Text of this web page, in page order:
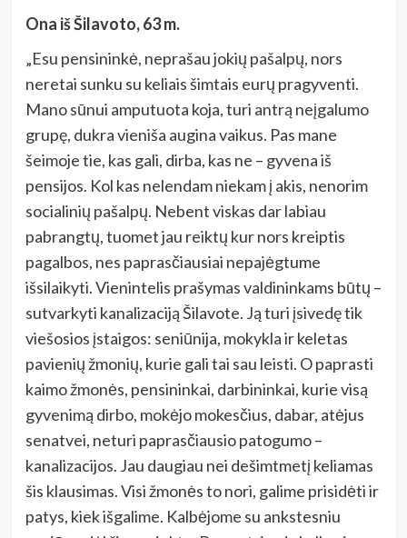
Ona iš Šilavoto, 63 m.
„Esu pensininkė, neprašau jokių pašalpų, nors
neretai sunku su keliais šimtais eurų pragyventi.
Mano sūnui amputuota koja, turi antrą neįgalumo
grupę, dukra vieniša augina vaikus. Pas mane
šeimoje tie, kas gali, dirba, kas ne – gyvena iš
pensijos. Kol kas nelendam niekam į akis, nenorim
socialinių pašalpų. Nebent viskas dar labiau
pabrangtų, tuomet jau reiktų kur nors kreiptis
pagalbos, nes paprasčiausiai nepajėgtume
išsilaikyti. Vienintelis prašymas valdininkams būtų –
sutvarkyti kanalizaciją Šilavote. Ją turi įsivedę tik
viešosios įstaigos: seniūnija, mokykla ir keletas
pavienių žmonių, kurie gali tai sau leisti. O paprasti
kaimo žmonės, pensininkai, darbininkai, kurie visą
gyvenimą dirbo, mokėjo mokesčius, dabar, atėjus
senatvei, neturi paprasčiausio patogumo –
kanalizacijos. Jau daugiau nei dešimtmetį keliamas
šis klausimas. Visi žmonės to nori, galime prisidėti ir
patys, kiek išgalime. Kalbėjome su ankstesniu